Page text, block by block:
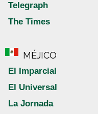
Telegraph
The Times
MÉJICO
El Imparcial
El Universal
La Jornada